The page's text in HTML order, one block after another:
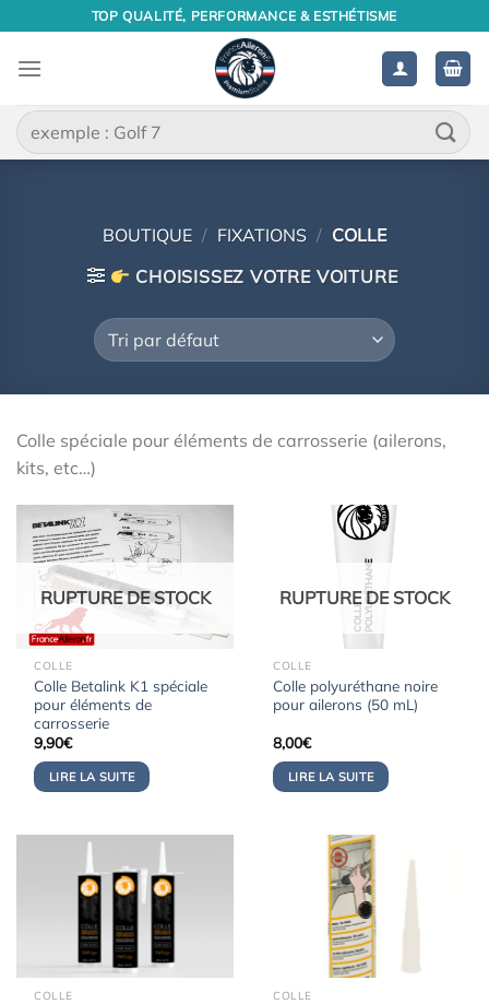
contenu
TOP QUALITÉ, PERFORMANCE & ESTHÉTISME
Recherche
pour :
BOUTIQUE / FIXATIONS / COLLE
CHOISISSEZ VOTRE VOITURE
Colle spéciale pour éléments de carrosserie (ailerons,
kits, etc…)
RUPTURE DE STOCK
COLLE
Colle Betalink K1 spéciale
pour éléments de
carrosserie
9,90€
LIRE LA SUITE
RUPTURE DE STOCK
COLLE
Colle polyuréthane noire
pour ailerons (50 mL)
8,00€
LIRE LA SUITE
COLLE COLLE